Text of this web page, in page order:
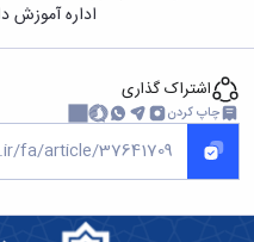
دروس
تحصیلات
تکمیلی
فرم
و
نامه
ها
انگل
شناسی
آزمایشگاه
فیزیولوژی
اداره آموزش
اشتراک گذاری
چاپ کردن